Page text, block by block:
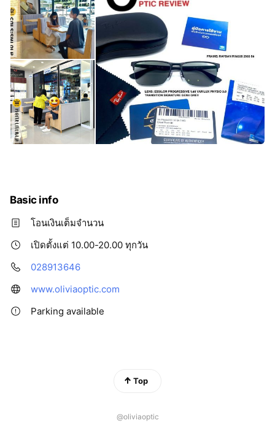
Basic info
โอนเงินเต็มจำนวน
เปิดตั้งแต่ 10.00-20.00 ทุกวัน
028913646
www.oliviaoptic.com
Parking available
Top
@oliviaoptic